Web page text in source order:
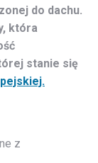
do dachu.
która
stanie się
z